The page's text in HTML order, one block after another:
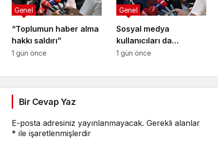
“Toplumun haber alma
hakkı saldırı”
Genel
1 gün önce
Sosyal medya
kullanıcıları da
tehlikede
Genel
1 gün önce
Bir Cevap Yaz
E-posta adresiniz yayınlanmayacak. Gerekli alanlar
* ile işaretlenmişlerdir